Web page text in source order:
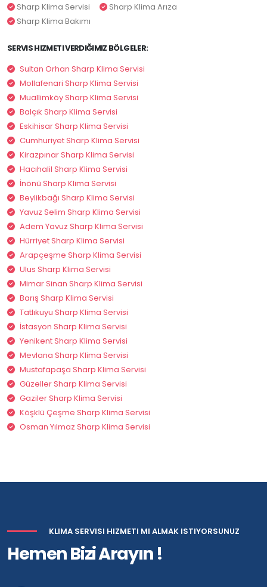
Sharp Klima Servisi
Sharp Klima Arıza
Sharp Klima Bakımı
SERVIS HIZMETI VERDIĞIMIZ BÖLGELER:
Sultan Orhan Sharp Klima Servisi
Mollafenari Sharp Klima Servisi
Muallimköy Sharp Klima Servisi
Balçık Sharp Klima Servisi
Eskihisar Sharp Klima Servisi
Cumhuriyet Sharp Klima Servisi
Kirazpınar Sharp Klima Servisi
Hacıhalil Sharp Klima Servisi
İnönü Sharp Klima Servisi
Beylikbağı Sharp Klima Servisi
Yavuz Selim Sharp Klima Servisi
Adem Yavuz Sharp Klima Servisi
Hürriyet Sharp Klima Servisi
Arapçeşme Sharp Klima Servisi
Ulus Sharp Klima Servisi
Mimar Sinan Sharp Klima Servisi
Barış Sharp Klima Servisi
Tatlıkuyu Sharp Klima Servisi
İstasyon Sharp Klima Servisi
Yenikent Sharp Klima Servisi
Mevlana Sharp Klima Servisi
Mustafapaşa Sharp Klima Servisi
Güzeller Sharp Klima Servisi
Gaziler Sharp Klima Servisi
Köşklü Çeşme Sharp Klima Servisi
Osman Yılmaz Sharp Klima Servisi
KLIMA SERVISI HIZMETI MI ALMAK ISTIYORSUNUZ
Hemen Bizi Arayın !